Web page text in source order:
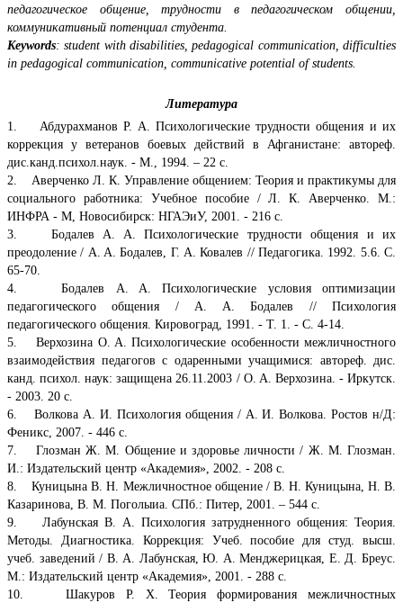
педагогическое общение, трудности в педагогическом общении,
коммуникативный потенциал студента.
Keywords: student with disabilities, pedagogical communication, difficulties
in pedagogical communication, communicative potential of students.
Литература
1. Абдурахманов P. A. Психологические трудности общения и их
коррекция у ветеранов боевых действий в Афганистане: автореф.
дис.канд.психол.наук. - М., 1994. – 22 с.
2. Аверченко Л. К. Управление общением: Теория и практикумы для
социального работника: Учебное пособие / Л. К. Аверченко. М.:
ИНФРА - М, Новосибирск: НГАЭиУ, 2001. - 216 с.
3. Бодалев A. A. Психологические трудности общения и их
преодоление / A. A. Бодалев, Г. А. Ковалев // Педагогика. 1992. 5.6. С.
65-70.
4. Бодалев A. A. Психологические условия оптимизации
педагогического общения / A. A. Бодалев // Психология
педагогического общения. Кировоград, 1991. - Т. 1. - С. 4-14.
5. Верхозина O. A. Психологические особенности межличностного
взаимодействия педагогов с одаренными учащимися: автореф. дис.
канд. психол. наук: защищена 26.11.2003 / O. A. Верхозина. - Иркутск.
- 2003. 20 с.
6. Волкова А. И. Психология общения / А. И. Волкова. Ростов н/Д:
Феникс, 2007. - 446 с.
7. Глозман Ж. М. Общение и здоровье личности / Ж. М. Глозман.
И.: Издательский центр «Академия», 2002. - 208 с.
8. Куницына В. Н. Межличностное общение / В. Н. Куницына, Н. В.
Казаринова, В. М. Поголыиа. СПб.: Питер, 2001. – 544 с.
9. Лабунская В. А. Психология затрудненного общения: Теория.
Методы. Диагностика. Коррекция: Учеб. пособие для студ. высш.
учеб. заведений / В. А. Лабунская, Ю. А. Менджерицкая, Е. Д. Бреус.
М.: Издательский центр «Академия», 2001. - 288 с.
10. Шакуров Р. Х. Теория формирования межличностных